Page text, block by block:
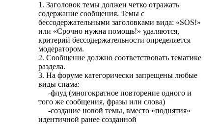
1. Заголовок темы должен четко отражать
содержание сообщения. Темы с
бессодержательными заголовками вида: «SOS!»
или «Срочно нужна помощь!» удаляются,
критерий бессодержательности определяется
модератором.
2. Сообщение должно соответствовать тематике
раздела.
3. На форуме категорически запрещены любые
виды спама:
-флуд (многократное повторение одного и
того же сообщения, фразы или слова)
-создание новой темы, вместо «поднятия»
идентичной ранее созданной